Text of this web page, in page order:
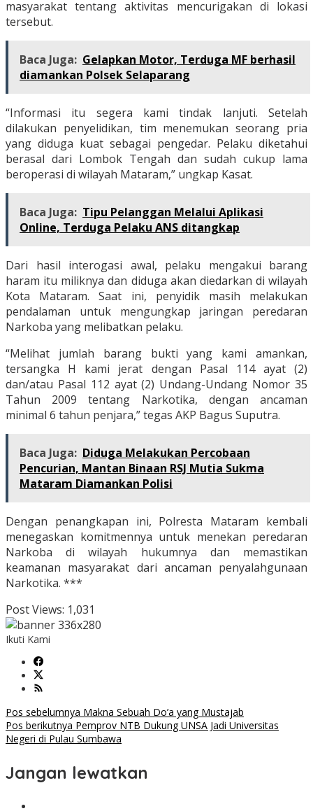
masyarakat tentang aktivitas mencurigakan di lokasi
tersebut.
Baca Juga: Gelapkan Motor, Terduga MF berhasil
diamankan Polsek Selaparang
“Informasi itu segera kami tindak lanjuti. Setelah
dilakukan penyelidikan, tim menemukan seorang pria
yang diduga kuat sebagai pengedar. Pelaku diketahui
berasal dari Lombok Tengah dan sudah cukup lama
beroperasi di wilayah Mataram,” ungkap Kasat.
Baca Juga: Tipu Pelanggan Melalui Aplikasi
Online, Terduga Pelaku ANS ditangkap
Dari hasil interogasi awal, pelaku mengakui barang
haram itu miliknya dan diduga akan diedarkan di wilayah
Kota Mataram. Saat ini, penyidik masih melakukan
pendalaman untuk mengungkap jaringan peredaran
Narkoba yang melibatkan pelaku.
“Melihat jumlah barang bukti yang kami amankan,
tersangka H kami jerat dengan Pasal 114 ayat (2)
dan/atau Pasal 112 ayat (2) Undang-Undang Nomor 35
Tahun 2009 tentang Narkotika, dengan ancaman
minimal 6 tahun penjara,” tegas AKP Bagus Suputra.
Baca Juga: Diduga Melakukan Percobaan
Pencurian, Mantan Binaan RSJ Mutia Sukma
Mataram Diamankan Polisi
Dengan penangkapan ini, Polresta Mataram kembali
menegaskan komitmennya untuk menekan peredaran
Narkoba di wilayah hukumnya dan memastikan
keamanan masyarakat dari ancaman penyalahgunaan
Narkotika. ***
Post Views: 1,031
Ikuti Kami
Navigasi
pos
Pos sebelumnya Makna Sebuah Do’a yang Mustajab
Pos berikutnya Pemprov NTB Dukung UNSA Jadi Universitas
Negeri di Pulau Sumbawa
Jangan lewatkan